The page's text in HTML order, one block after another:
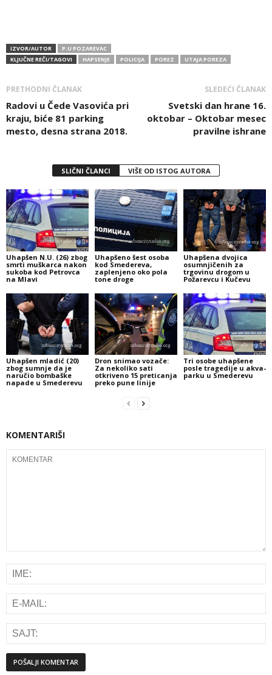
IZVOR/AUTOR
P.U POZAREVAC
KLJUČNE REČI/TAGOVI
HAPSENJE POLICIJA POREZ UTAJA POREZA
PRETHODNI ČLANAK
Radovi u Čede Vasovića pri
kraju, biće 81 parking
mesto, desna strana 2018.
SLEDEĆI ČLANAK
Svetski dan hrane 16.
oktobar – Oktobar mesec
pravilne ishrane
SLIČNI ČLANCI VIŠE OD ISTOG AUTORA
Uhapšen N.U. (26) zbog
smrti muškarca nakon
sukoba kod Petrovca
na Mlavi
Uhapšeno šest osoba
kod Smedereva,
zaplenjeno oko pola
tone droge
Uhapšena dvojica
osumnjičenih za
trgovinu drogom u
Požarevcu i Kučevu
Uhapšen mladić (20)
zbog sumnje da je
naručio bombaške
napade u Smederevu
Dron snimao vozače:
Za nekoliko sati
otkriveno 15 preticanja
preko pune linije
Tri osobe uhapšene
posle tragedije u akva-
parku u Smederevu
KOMENTARIŠI